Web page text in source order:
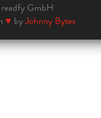
GmbH
♥ byJohnny Bytes